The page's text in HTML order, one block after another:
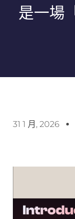
是一場
31 1 月, 2026